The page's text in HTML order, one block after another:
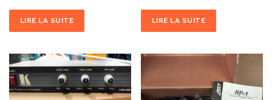
LIRE LA SUITE LIRE LA SUITE